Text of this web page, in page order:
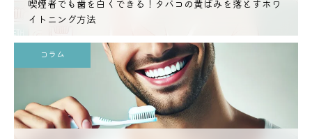
喫煙者でも歯を白くできる！タバコの黄ばみを落とすホワ
イトニング方法
コラム